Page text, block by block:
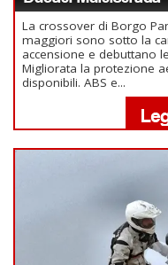
La crossover di Borgo
maggiori sono sotto la
accensione e debuttano
Migliorata la protezione
disponibili. ABS e...